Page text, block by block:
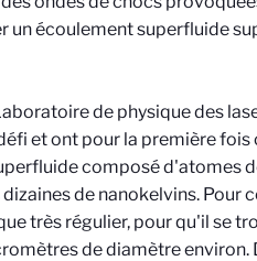
un écoulement superfluide
de physique des
et ont pour la première fois
composé d'atomes
de nanokelvins. Pour
très régulier, pour qu'il se
de diamètre environ.